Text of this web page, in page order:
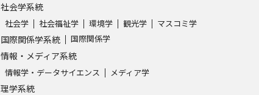
受験準備
志望校・出願校を調べる
社会学系統
社会学 社会福祉学 環境学 観光学 マスコミ学
国際関係学系統 国際関係学
情報・メディア系統
情報学・データサイエンス メディア学
理学系統